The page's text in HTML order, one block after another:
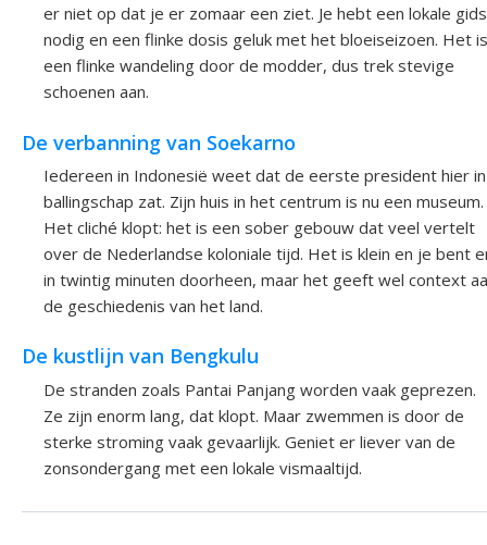
er niet op dat je er zomaar een ziet. Je hebt een lokale gids
nodig en een flinke dosis geluk met het bloeiseizoen. Het is
een flinke wandeling door de modder, dus trek stevige
schoenen aan.
De verbanning van Soekarno
Iedereen in Indonesië weet dat de eerste president hier in
ballingschap zat. Zijn huis in het centrum is nu een museum.
Het cliché klopt: het is een sober gebouw dat veel vertelt
over de Nederlandse koloniale tijd. Het is klein en je bent
in twintig minuten doorheen, maar het geeft wel context
de geschiedenis van het land.
De kustlijn van Bengkulu
De stranden zoals Pantai Panjang worden vaak geprezen.
Ze zijn enorm lang, dat klopt. Maar zwemmen is door de
sterke stroming vaak gevaarlijk. Geniet er liever van de
zonsondergang met een lokale vismaaltijd.